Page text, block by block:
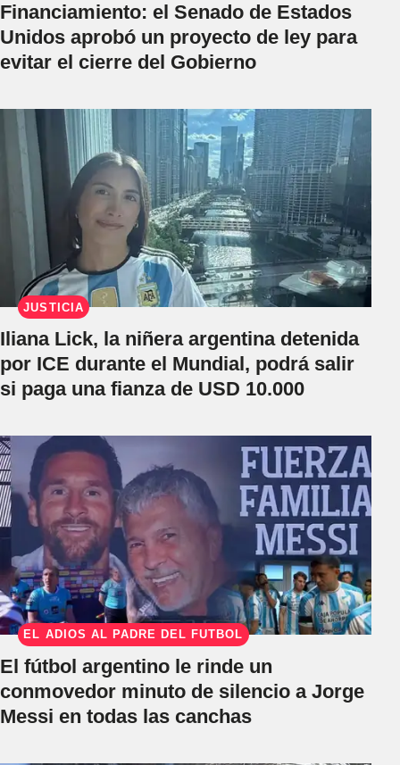
Financiamiento: el Senado de Estados
Unidos aprobó un proyecto de ley para
evitar el cierre del Gobierno
JUSTICIA
Iliana Lick, la niñera argentina detenida
por ICE durante el Mundial, podrá salir
si paga una fianza de USD 10.000
EL ADIÓS AL PADRE DEL FÚTBOL
El fútbol argentino le rinde un
conmovedor minuto de silencio a Jorge
Messi en todas las canchas